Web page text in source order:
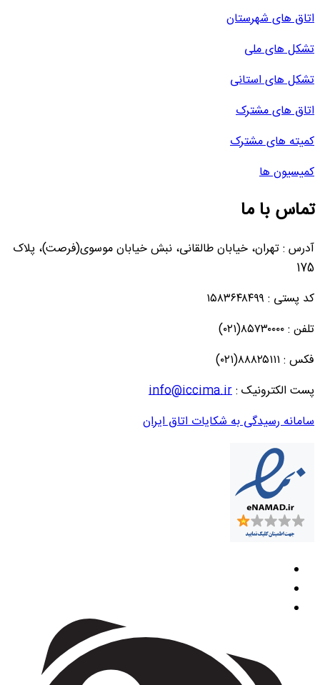
اتاق های شهرستان
تشکل های ملی
تشکل های استانی
اتاق های مشترک
کمیته های مشترک
کمیسیون ها
تماس با ما
آدرس : تهران، خیابان طالقانی، نبش خیابان موسوی(فرصت)، پلاک
175
کد پستی : ۱۵۸۳۶۴۸۴۹۹
تلفن : ۸۵۷۳۰۰۰۰(۰۲۱)
فکس : ۸۸۸۲۵۱۱۱(۰۲۱)
پست الکترونیک :info@iccima.ir
سامانه رسیدگی به شکایات اتاق ایران